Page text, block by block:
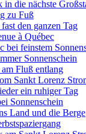
in die nächste
zu Fuß
den ganzen Tag
à Québec
bei feinstem
Sonnenschein
Fluß entlang
Sankt Lorenz
ein ruhiger Tag
Sonnenschein
Land und die Berge